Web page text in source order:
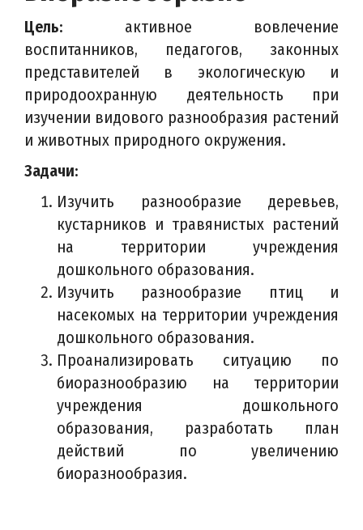
Цель: активное вовлечение
воспитанников, педагогов, законных
представителей в экологическую и
природоохранную деятельность при
изучении видового разнообразия растений
и животных природного окружения.
Задачи:
Изучить разнообразие деревьев,
кустарников и травянистых растений
на территории учреждения
дошкольного образования.
Изучить разнообразие птиц и
насекомых на территории учреждения
дошкольного образования.
Проанализировать ситуацию по
биоразнообразию на территории
учреждения дошкольного
образования, разработать план
действий по увеличению
биоразнообразия.